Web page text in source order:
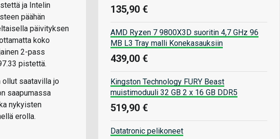
ja Intelin
päähän
päivityksen
koko
2-pass
pistettä.
ollut saatavilla jo
saapumassa
nykyisten
erolla.
135,90 €
AMD Ryzen 7 9800X3D suoritin 4,7 GHz 96
MB L3 Tray malli Konekasauksiin
439,00 €
Kingston Technology FURY Beast
muistimoduuli 32 GB 2 x 16 GB DDR5
519,90 €
Datatronic pelikoneet